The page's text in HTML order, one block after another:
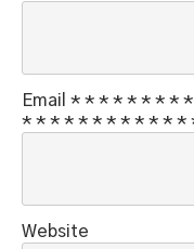
Email * * * * * * * * *
* * * * * * * * * * * *
Website